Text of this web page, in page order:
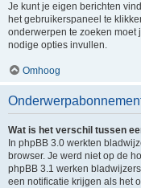
Je kunt je eigen berichten
het gebruikerspaneel te
onderwerpen te zoeken moet
nodige opties invullen.
Omhoog
Wat is het verschil tussen
In phpBB 3.0 werkten
browser. Je werd niet op de
phpBB 3.1 werken
een notificatie krijgen als het